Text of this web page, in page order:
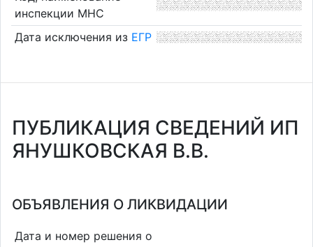
инспекции МНС
Дата исключения из ЕГР
ПУБЛИКАЦИЯ СВЕДЕНИЙ ИП
ЯНУШКОВСКАЯ В.В.
ОБЪЯВЛЕНИЯ О ЛИКВИДАЦИИ
Дата и номер решения о